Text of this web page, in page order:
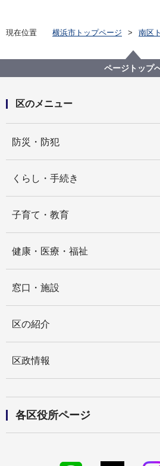
現在位置 横浜市トップページ
南区
ページトップ
区のメニュー
防災・防犯
くらし・手続き
子育て・教育
健康・医療・福祉
窓口・施設
区の紹介
区政情報
各区役所ページ